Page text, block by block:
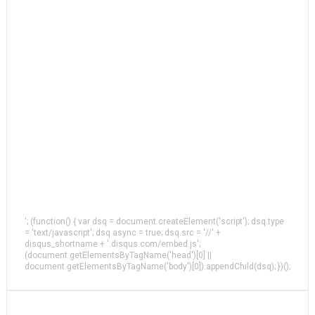
'; (function() { var dsq = document.createElement('script'); dsq.type
= 'text/javascript'; dsq.async = true; dsq.src = '//' +
disqus_shortname + '.disqus.com/embed.js';
(document.getElementsByTagName('head')[0] ||
document.getElementsByTagName('body')[0]).appendChild(dsq); })();